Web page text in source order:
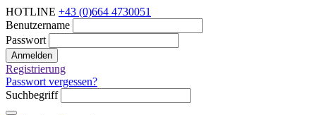
HOTLINE +43 (0)664 4730051
Benutzername
Passwort
Anmelden
Registrierung
Passwort vergessen?
Suchbegriff